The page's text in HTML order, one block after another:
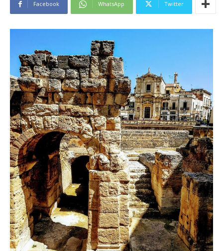
Facebook WhatsApp Twitter